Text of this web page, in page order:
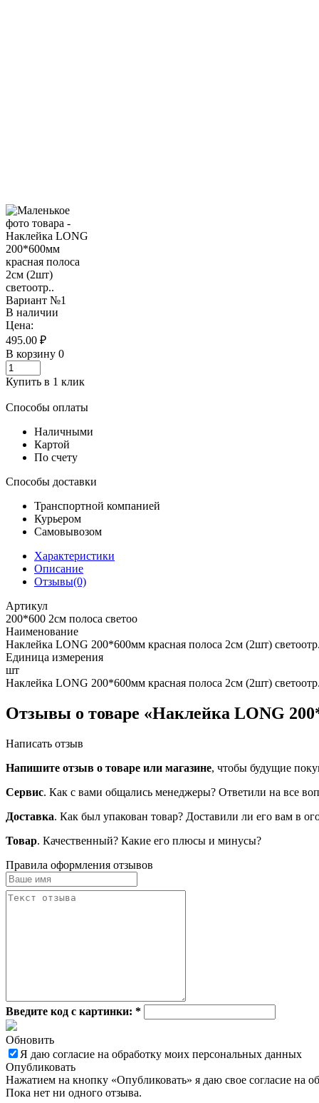
В наличии
Цена:
495.00 ₽
В корзину 0
Купить в 1 клик
Способы оплаты
Наличными
Картой
По счету
Способы доставки
Транспортной компанией
Курьером
Самовывозом
Характеристики
Описание
Отзывы(0)
Артикул
200*600 2см полоса светоо
Наименование
Наклейка LONG 200*600мм красная полоса 2см (2шт)
Единица измерения
шт
Наклейка LONG 200*600мм красная полоса 2см (2шт)
Отзывы о товаре «Наклейка LONG
Написать отзыв
Напишите отзыв о товаре или магазине, чтобы будущие
Сервис. Как с вами общались менеджеры? Ответили на все
Доставка. Как был упакован товар? Доставили ли его вам в
Товар. Качественный? Какие его плюсы и минусы?
Правила оформления отзывов
Введите код с картинки: *
Обновить
Я даю согласие на обработку моих персональных данных
Опубликовать
Нажатием на кнопку «Опубликовать» я даю свое согласие на
Пока нет ни одного отзыва.